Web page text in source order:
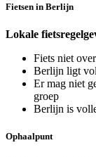
Fietsen in Berlijn
Lokale
Fiets niet
Berlijn ligt
Er mag niet
groep
Berlijn is
Ophaalpunt